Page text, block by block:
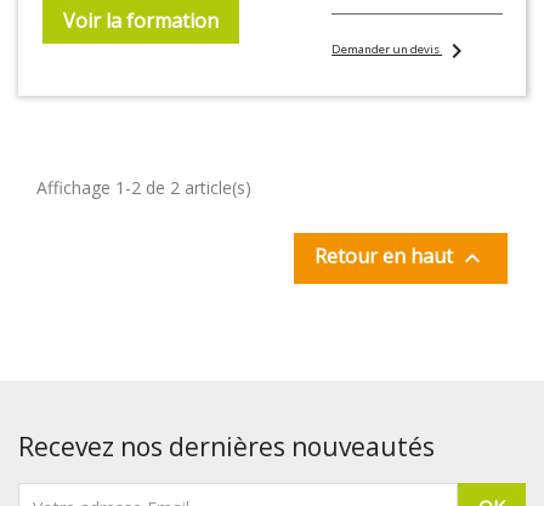
Voir la formation
Demander un devischevron_right
Affichage 1-2 de 2 article(s)
Retour en haut 
Recevez nos dernières nouveautés